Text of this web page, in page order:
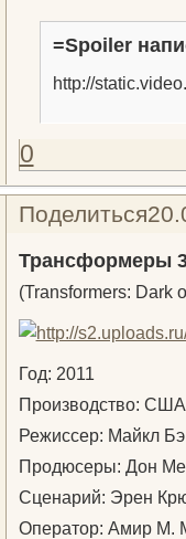
=Spoiler
http://
0
Поделиться
Трансформеры
(Transformers: Dark
Год: 2011
Производство:
Режиссер: Майкл
Продюсеры: Дон
Сценарий: Эрен
Оператор: Амир